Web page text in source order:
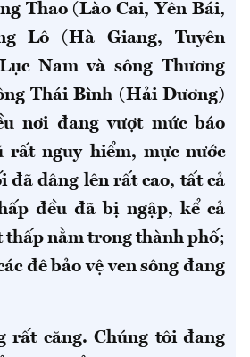
Thao (Lào Cai, Yên Bái,
Lô (Hà Giang, Tuyên
Nam và sông Thương
Thái Bình (Hải Dương)
nơi đang vượt mức báo
rất nguy hiểm, mực nước
đã dâng lên rất cao, tất cả
đều đã bị ngập, kể cả
thấp nằm trong thành phố;
đê bảo vệ ven sông đang
rất căng. Chúng tôi đang